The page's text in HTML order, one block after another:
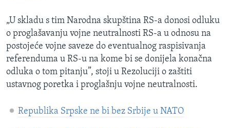
„U skladu s tim Narodna skupština RS-a donosi odluku
o proglašavanju vojne neutralnosti RS-a u odnosu na
postojeće vojne saveze do eventualnog raspisivanja
referenduma u RS-u na kome bi se donijela konačna
odluka o tom pitanju”, stoji u Rezoluciji o zaštiti
ustavnog poretka i proglašnju vojne neutralnosti.
Republika Srpske ne bi bez Srbije u NATO